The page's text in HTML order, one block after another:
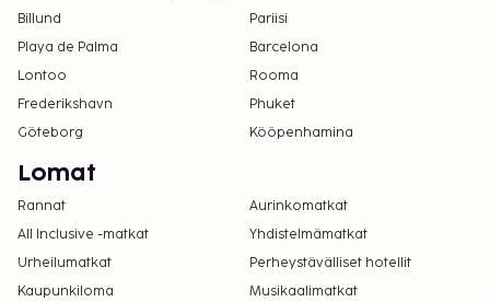
Billund
Pariisi
Playa de Palma
Barcelona
Lontoo
Rooma
Frederikshavn
Phuket
Göteborg
Kööpenhamina
Lomat
Rannat
Aurinkomatkat
All Inclusive -matkat
Yhdistelmämatkat
Urheilumatkat
Perheystävälliset hotellit
Kaupunkiloma
Musikaalimatkat